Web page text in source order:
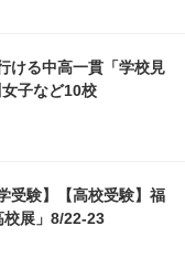
ける中高一貫「学校見
子など10校
受験】【高校受験】福
校展」8/22-23